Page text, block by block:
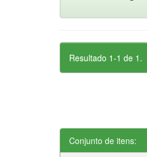
Resultado 1-1 de 1.
Conjunto de itens: